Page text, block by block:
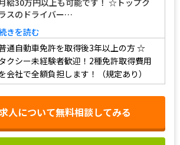
スのドライバー…
きを読む
通自動車免許を取得後3年以上の方☆
クシー未経験者歓迎！2種免許取得費用
会社で全額負担します！（規定あり）
人について無料相談してみる